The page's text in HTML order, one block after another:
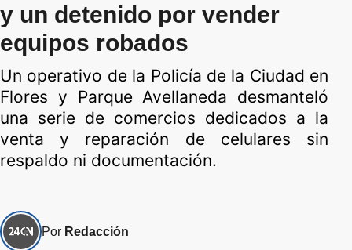
y un detenido por vender
equipos robados
Un operativo de la Policía de la Ciudad en
Flores y Parque Avellaneda desmanteló
una serie de comercios dedicados a la
venta y reparación de celulares sin
respaldo ni documentación.
Por Redacción